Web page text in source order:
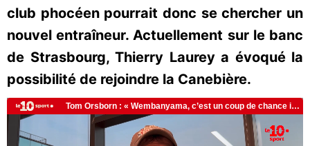
club phocéen pourrait donc se chercher un
nouvel entraîneur. Actuellement sur le banc
de Strasbourg, Thierry Laurey a évoqué la
possibilité de rejoindre la Canebière.